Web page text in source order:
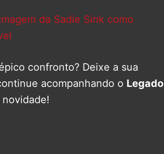
da Sadie Sink como
confronto? Deixe a sua
acompanhando o Legado